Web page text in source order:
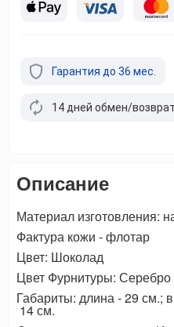
Гарантия до 36 мес.
14 дней обмен/возврат
Описание
Материал изготовления:
Фактура кожи - флотар
Цвет: Шоколад
Цвет Фурнитуры: Серебро
Габариты: длина - 29 см.;
14 см.